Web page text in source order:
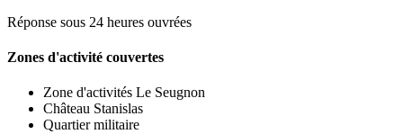
Réponse sous 24 heures ouvrées
Zones d'activité couvertes
Zone d'activités Le Seugnon
Château Stanislas
Quartier militaire